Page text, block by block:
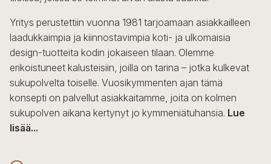
Yritys perustettiin vuonna 1981 tarjoamaan asiakkailleen
laadukkaimpia ja kiinnostavimpia koti- ja ulkomaisia
design-tuotteita kodin jokaiseen tilaan. Olemme
erikoistuneet kalusteisiin, joilla on tarina – jotka kulkevat
sukupolvelta toiselle. Vuosikymmenten ajan tämä
konsepti on palvellut asiakkaitamme, joita on kolmen
sukupolven aikana kertynyt jo kymmeniätuhansia. Lue
lisää...